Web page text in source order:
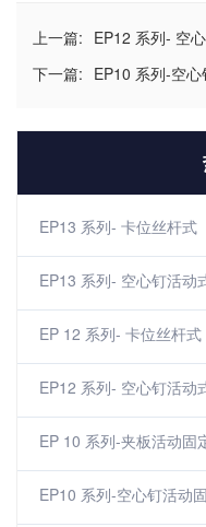
上一篇: EP12 系列- 空
下一篇: EP10 系列-空心
EP13 系列- 卡位丝杆式
EP13 系列- 空心钉活动
EP 12 系列- 卡位丝杆式
EP12 系列- 空心钉活动
EP 10 系列-夹板活动固
EP10 系列-空心钉活动